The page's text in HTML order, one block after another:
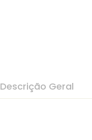
Descrição Geral